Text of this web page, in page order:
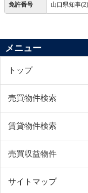
免許番号 山口県知事
メニュー
トップ
売買物件検索
賃貸物件検索
売買収益物件
サイトマップ